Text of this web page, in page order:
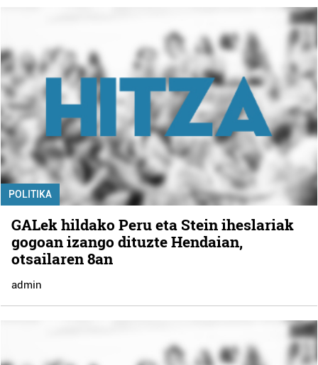
POLITIKA
GALek hildako Peru eta Stein iheslariak
gogoan izango dituzte Hendaian,
otsailaren 8an
admin